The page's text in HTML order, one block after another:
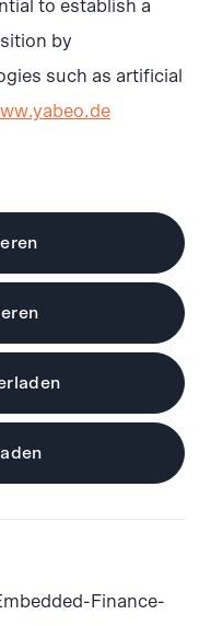
to establish a
by
such as artificial
Finance-